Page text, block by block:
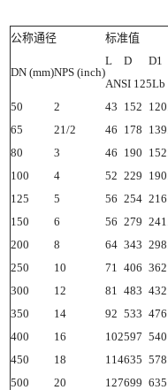
公称通径 标准值
DN (mm)NPS (inch)
L D D1
ANSI 125Lb
50
2 43 152
65
21/2 46 178
80
3 46 190
100
4 52 229
125
5 56 254 216
150
6 56 279
200
8 64 343
250
10 71 406 362
300
12 81 483 432
350
14 92 533 476
400
16 102597 540
450
18 114635 578
500
20 127699 635